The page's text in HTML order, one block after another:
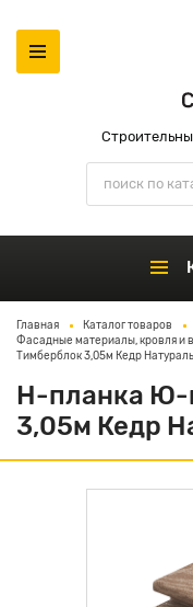
Главная Каталог товаров
Фасадные материалы, кровля и
Тимберблок 3,05м Кедр
Н-планка Ю-
3,05м Кедр